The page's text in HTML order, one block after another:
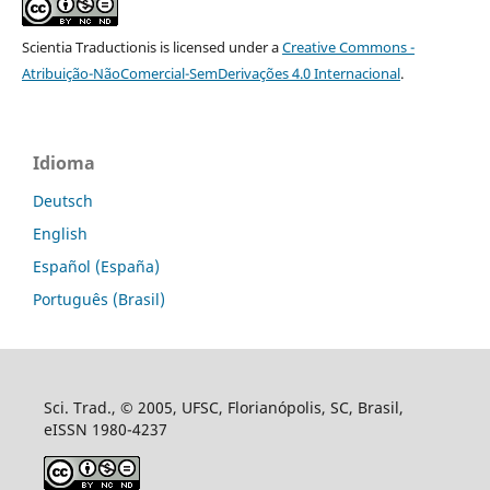
Scientia Traductionisis licensed under aCreative Commons -
Atribuição-NãoComercial-SemDerivações 4.0 Internacional.
Idioma
Deutsch
English
Español (España)
Português (Brasil)
Sci. Trad., © 2005, UFSC, Florianópolis, SC, Brasil,
eISSN 1980-4237